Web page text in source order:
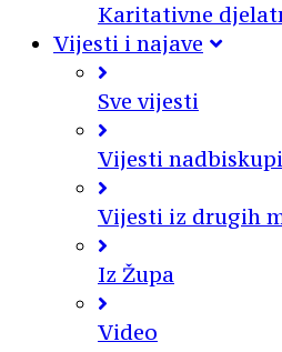
Karitativne
Vijesti i najave
Sve vijesti
Vijesti
Vijesti iz drugih
Iz Župa
Video